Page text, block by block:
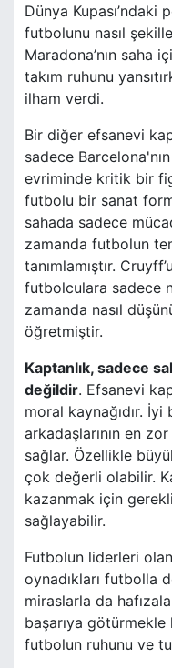
Dünya
futbolunu nasıl
Maradona’nın saha
takım ruhunu
ilham verdi.
Bir diğer efsanevi
sadece
evriminde kritik bir
futbolu bir sanat
sahada sadece
zamanda futbolun
tanımlamıştır.
futbolculara sadece
zamanda nasıl
öğretmiştir.
Kaptanlık, sadece
değildir. Efsanevi
moral kaynağıdır. İyi
arkadaşlarının en
sağlar. Özellikle
çok değerli olabilir.
kazanmak için
sağlayabilir.
Futbolun liderleri
oynadıkları futbolla
miraslarla da
başarıya götürmekle
futbolun ruhunu ve